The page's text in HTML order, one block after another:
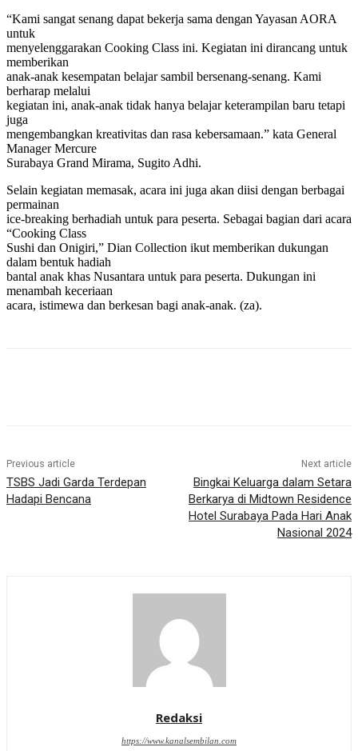
“Kami sangat senang dapat bekerja sama dengan Yayasan AORA
untuk
menyelenggarakan Cooking Class ini. Kegiatan ini dirancang untuk
memberikan
anak-anak kesempatan belajar sambil bersenang-senang. Kami
berharap melalui
kegiatan ini, anak-anak tidak hanya belajar keterampilan baru tetapi
juga
mengembangkan kreativitas dan rasa kebersamaan.” kata General
Manager Mercure
Surabaya Grand Mirama, Sugito Adhi.
Selain kegiatan memasak, acara ini juga akan diisi dengan berbagai
permainan
ice-breaking berhadiah untuk para peserta. Sebagai bagian dari acara
“Cooking Class
Sushi dan Onigiri,” Dian Collection ikut memberikan dukungan
dalam bentuk hadiah
bantal anak khas Nusantara untuk para peserta. Dukungan ini
menambah keceriaan
acara, istimewa dan berkesan bagi anak-anak. (za).
Previous article
TSBS Jadi Garda Terdepan
Hadapi Bencana
Next article
Bingkai Keluarga dalam Setara
Berkarya di Midtown Residence
Hotel Surabaya Pada Hari Anak
Nasional 2024
Redaksi
https://www.kanalsembilan.com